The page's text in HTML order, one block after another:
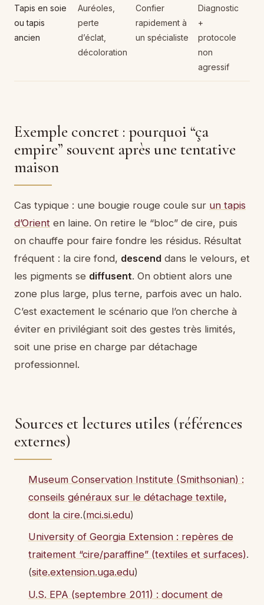
Tapis en soie
ou tapis
ancien
Auréoles,
perte
d’éclat,
décoloration
Confier
rapidement à
un spécialiste
Diagnostic
+
protocole
non
agressif
Exemple concret : pourquoi “ça
empire” souvent après une tentative
maison
Cas typique : une bougie rouge coule sur un tapis
d’Orient en laine. On retire le “bloc” de cire, puis
on chauffe pour faire fondre les résidus. Résultat
fréquent : la cire fond, descend dans le velours, et
les pigments se diffusent. On obtient alors une
zone plus large, plus terne, parfois avec un halo.
C’est exactement le scénario que l’on cherche à
éviter en privilégiant soit des gestes très limités,
soit une prise en charge par détachage
professionnel.
Sources et lectures utiles (références
externes)
Museum Conservation Institute (Smithsonian) :
conseils généraux sur le détachage textile,
dont la cire.(mci.si.edu)
University of Georgia Extension : repères de
traitement “cire/paraffine” (textiles et surfaces).
(site.extension.uga.edu)
U.S. EPA (septembre 2011) : document de